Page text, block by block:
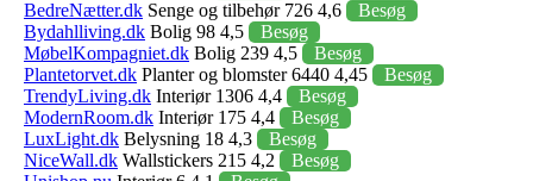
BedreNætter.dk Senge og tilbehør 726 4,6
Besøg
Bydahlliving.dk Bolig 98 4,5
Besøg
MøbelKompagniet.dk Bolig 239 4,5
Besøg
Plantetorvet.dk Planter og blomster 6440 4,45
Besøg
TrendyLiving.dk Interiør 1306 4,4
Besøg
ModernRoom.dk Interiør 175 4,4
Besøg
LuxLight.dk Belysning 18 4,3
Besøg
NiceWall.dk Wallstickers 215 4,2
Besøg